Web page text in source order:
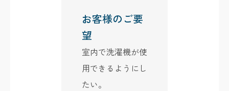
お客様のご要
望
室内で洗濯機が使
用できるようにし
たい。